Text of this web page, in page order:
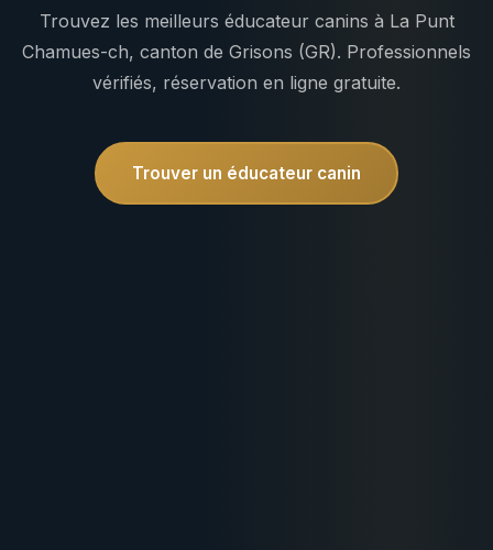
Trouvez les meilleurs éducateur canins à La Punt
Chamues-ch, canton de Grisons (GR). Professionnels
vérifiés, réservation en ligne gratuite.
Trouver un éducateur canin